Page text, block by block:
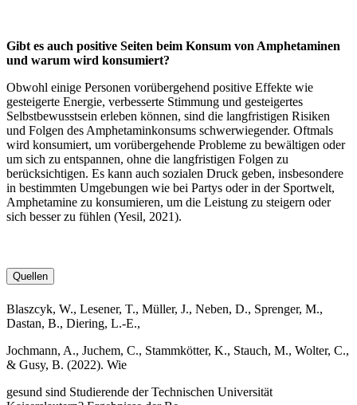
Gibt es auch positive Seiten beim Konsum von Amphetaminen
und warum wird konsumiert?
Obwohl einige Personen vorübergehend positive Effekte wie
gesteigerte Energie, verbesserte Stimmung und gesteigertes
Selbstbewusstsein erleben können, sind die langfristigen Risiken
und Folgen des Amphetaminkonsums schwerwiegender. Oftmals
wird konsumiert, um vorübergehende Probleme zu bewältigen oder
um sich zu entspannen, ohne die langfristigen Folgen zu
berücksichtigen. Es kann auch sozialen Druck geben, insbesondere
in bestimmten Umgebungen wie bei Partys oder in der Sportwelt,
Amphetamine zu konsumieren, um die Leistung zu steigern oder
sich besser zu fühlen (Yesil, 2021).
Quellen
Blaszcyk, W., Lesener, T., Müller, J., Neben, D., Sprenger, M.,
Dastan, B., Diering, L.-E.,
Jochmann, A., Juchem, C., Stammkötter, K., Stauch, M., Wolter, C.,
& Gusy, B. (2022). Wie
gesund sind Studierende der Technischen Universität